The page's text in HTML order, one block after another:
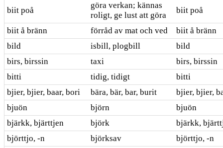
biit poå
göra verkan; kännas
roligt, ge lust att göra
biit poå
biit å bränn förråd av mat och ved
biit å bränn
bild
isbill, plogbill
bild
birs, birssin
taxi
birs, birssin
bitti
tidig, tidigt
bitti
bjier, bjier, baar, bori
bära, bär, bar, burit
bjier, bjier,
bjuön
björn
bjuön
bjärkk, bjärttjen
björk
bjärkk,
björttjo, -n
björksav
björttjo, -n